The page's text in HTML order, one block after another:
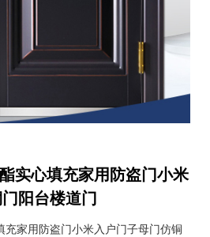
实心填充家用防盗门小米
阳台楼道门
充家用防盗门小米入户门子母门仿铜